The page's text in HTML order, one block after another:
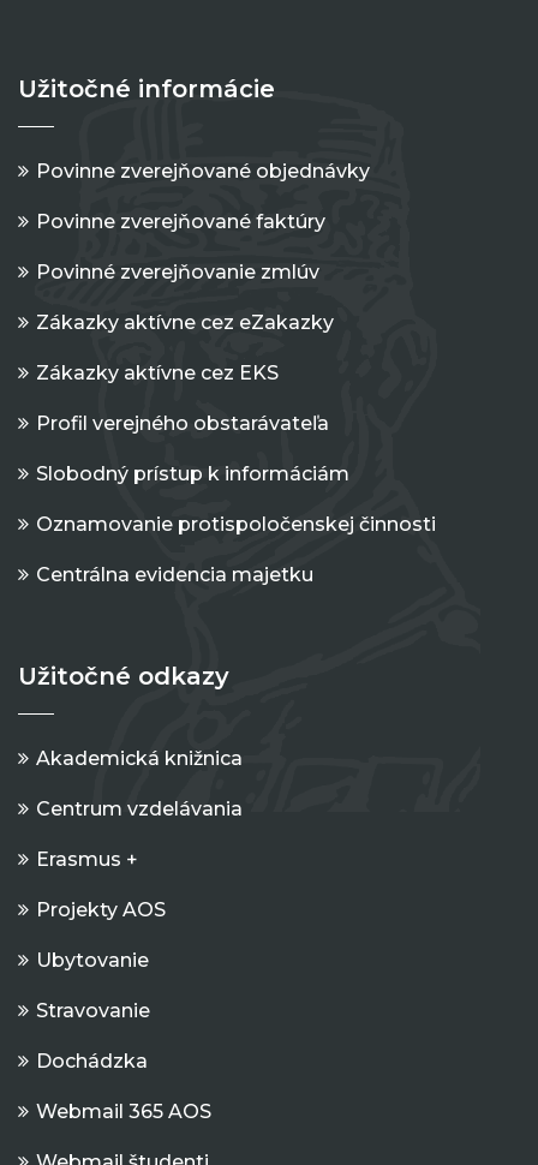
Užitočné informácie
Povinne zverejňované objednávky
Povinne zverejňované faktúry
Povinné zverejňovanie zmlúv
Zákazky aktívne cez eZakazky
Zákazky aktívne cez EKS
Profil verejného obstarávateľa
Slobodný prístup k informáciám
Oznamovanie protispoločenskej činnosti
Centrálna evidencia majetku
Užitočné odkazy
Akademická knižnica
Centrum vzdelávania
Erasmus +
Projekty AOS
Ubytovanie
Stravovanie
Dochádzka
Webmail 365 AOS